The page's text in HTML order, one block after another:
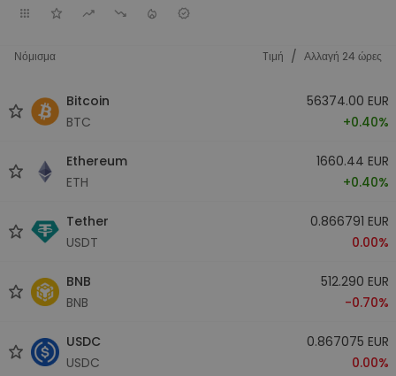
Νόμισμα Tιμή / Αλλαγή 24 ώρες
Bitcoin
BTC
56374.00 EUR
+0.40%
Ethereum
ETH
1660.44 EUR
+0.40%
Tether
USDT
0.866791 EUR
0.00%
BNB
BNB
512.290 EUR
-0.70%
USDC
USDC
0.867075 EUR
0.00%